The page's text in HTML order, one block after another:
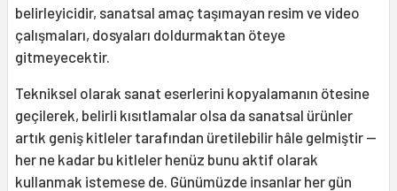
belirleyicidir, sanatsal amaç taşımayan resim ve video
çalışmaları, dosyaları doldurmaktan öteye
gitmeyecektir.
Tekniksel olarak sanat eserlerini kopyalamanın ötesine
geçilerek, belirli kısıtlamalar olsa da sanatsal ürünler
artık geniş kitleler tarafından üretilebilir hâle gelmiştir —
her ne kadar bu kitleler henüz bunu aktif olarak
kullanmak istemese de. Günümüzde insanlar her gün